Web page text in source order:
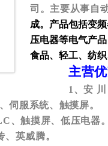
司。主要从事自
成。产品包括变
压电器等电气产
食品、轻工、纺
主营
1 、安
、伺服系统、触摸屏。
、触摸屏、低压电器
英威腾。